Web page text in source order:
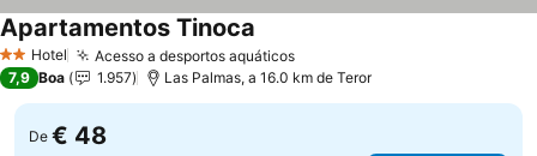
2 Estrelas
Hotel Acesso a desportos aquáticos
Apartamentos Tinoca
7,9 Boa 1.957 Las Palmas, a 16.0 km de Teror
De € 48